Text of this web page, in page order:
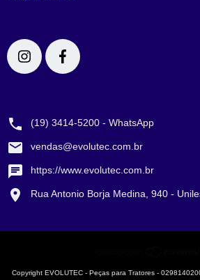
(19) 3414-5200 - WhatsApp
vendas@evolutec.com.br
https://www.evolutec.com.br
Rua Antonio Borja Medina, 940 -
Copyright EVOLUTEC - Peças para Tratores -